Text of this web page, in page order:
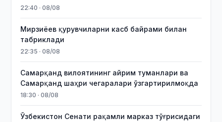
22:40 · 08/08
Мирзиёев қурувчиларни касб байрами билан
табриклади
22:35 · 08/08
Самарқанд вилоятининг айрим туманлари ва
Самарқанд шаҳри чегаралари ўзгартирилмоқда
18:30 · 08/08
Ўзбекистон Сенати рақамли марказ тўғрисидаги